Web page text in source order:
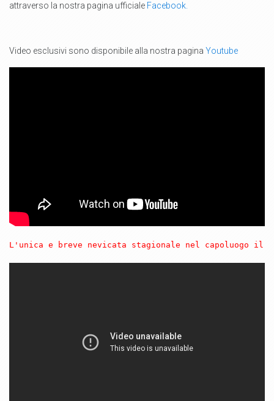
attraverso la nostra pagina ufficiale Facebook.
Video esclusivi sono disponibile alla nostra pagina Youtube
L'unica e breve nevicata stagionale nel capoluogo il